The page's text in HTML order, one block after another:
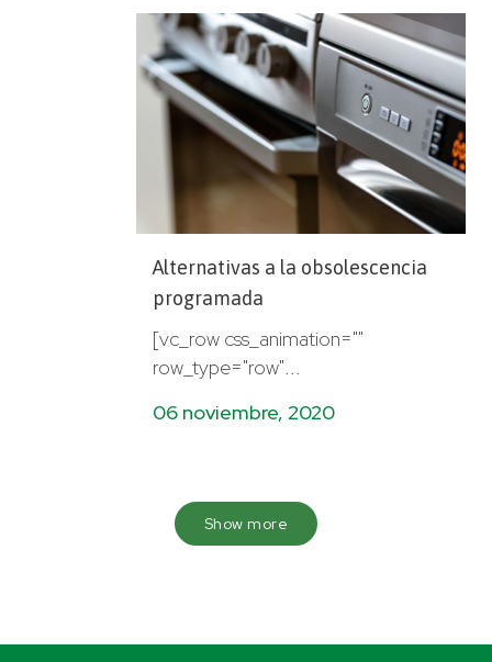
Alternativas a la obsolescencia
programada
[vc_row css_animation=""
row_type="row"...
06 noviembre, 2020
Show more